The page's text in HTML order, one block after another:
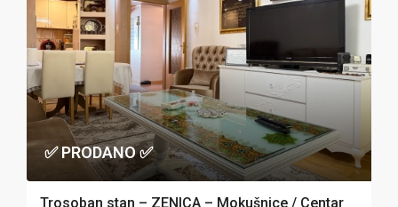
✅ PRODANO ✅
Trosoban stan – ZENICA – Mokušnice / Centar